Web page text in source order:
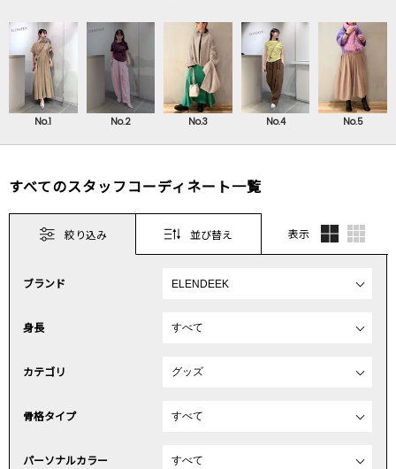
No.1 No.2 No.3 No.4 No.5
すべてのスタッフコーディネート一覧
絞り込み 並び替え 表示
ブランド
身長
カテゴリ
骨格タイプ
パーソナルカラー